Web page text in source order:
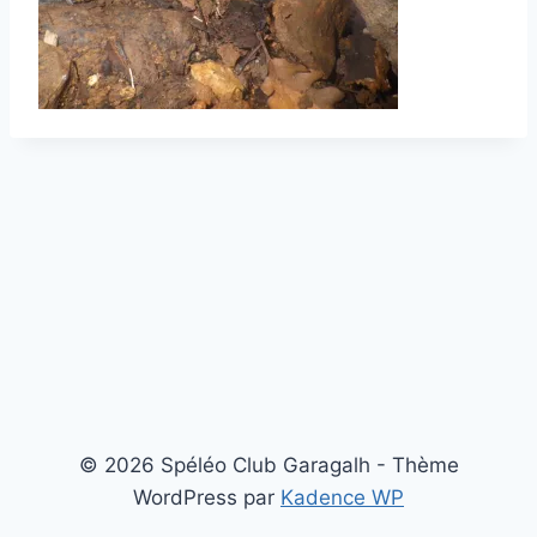
© 2026 Spéléo Club Garagalh - Thème
WordPress par Kadence WP